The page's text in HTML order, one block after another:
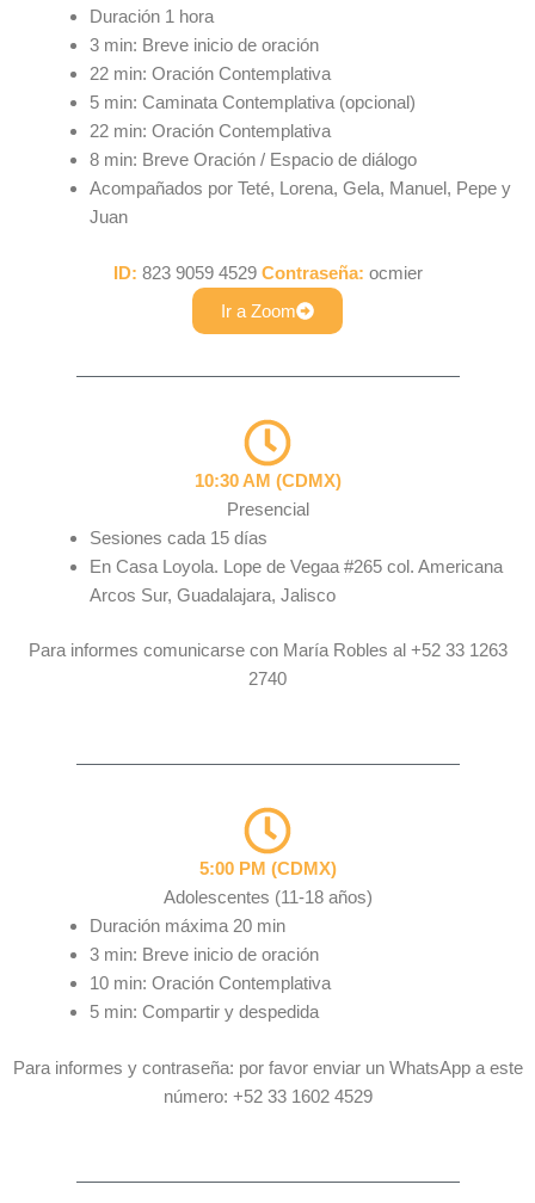
Duración 1 hora
3 min: Breve inicio de oración
22 min: Oración Contemplativa
5 min: Caminata Contemplativa (opcional)
22 min: Oración Contemplativa
8 min: Breve Oración / Espacio de diálogo
Acompañados por Teté, Lorena, Gela, Manuel, Pepe y
Juan
ID: 823 9059 4529 Contraseña: ocmier
Ir a Zoom
10:30 AM (CDMX)
Presencial
Sesiones cada 15 días
En Casa Loyola. Lope de Vegaa #265 col. Americana
Arcos Sur, Guadalajara, Jalisco
Para informes comunicarse con María Robles al +52 33 1263
2740
5:00 PM (CDMX)
Adolescentes (11-18 años)
Duración máxima 20 min
3 min: Breve inicio de oración
10 min: Oración Contemplativa
5 min: Compartir y despedida
Para informes y contraseña: por favor enviar un WhatsApp a este
número: +52 33 1602 4529